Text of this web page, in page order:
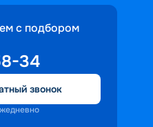
с подбором
34
звонок